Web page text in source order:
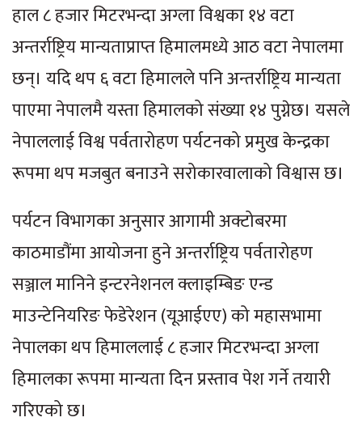
हाल ८ हजार मिटरभन्दा अग्ला विश्वका १४ वटा
अन्तर्राष्ट्रिय मान्यताप्राप्त हिमालमध्ये आठ वटा नेपालमा
छन्। यदि थप ६ वटा हिमालले पनि अन्तर्राष्ट्रिय मान्यता
पाएमा नेपालमै यस्ता हिमालको संख्या १४ पुग्नेछ। यसले
नेपाललाई विश्व पर्वतारोहण पर्यटनको प्रमुख केन्द्रका
रूपमा थप मजबुत बनाउने सरोकारवालाको विश्वास छ।
पर्यटन विभागका अनुसार आगामी अक्टोबरमा
काठमाडौंमा आयोजना हुने अन्तर्राष्ट्रिय पर्वतारोहण
सञ्जाल मानिने इन्टरनेशनल क्लाइम्बिङ एन्ड
माउन्टेनियरिङ फेडेरेशन (यूआईएए) को महासभामा
नेपालका थप हिमाललाई ८ हजार मिटरभन्दा अग्ला
हिमालका रूपमा मान्यता दिन प्रस्ताव पेश गर्ने तयारी
गरिएको छ।